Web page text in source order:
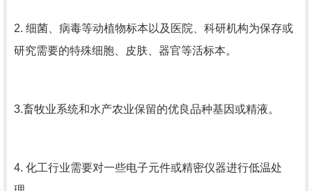
2. 细菌、病毒等动植物标本以及医院、科研机构为保存或
研究需要的特殊细胞、皮肤、器官等活标本。
3.畜牧业系统和水产农业保留的优良品种基因或精液。
4. 化工行业需要对一些电子元件或精密仪器进行低温处